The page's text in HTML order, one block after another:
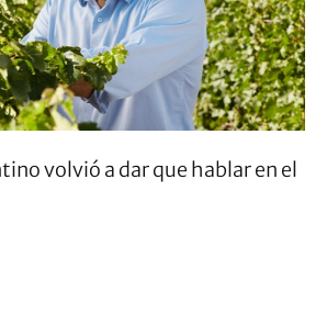
volvió a dar que hablar en el